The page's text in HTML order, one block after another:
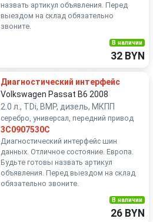
назвать артикул объявления. Перед
выездом на склад обязательно
звоните.
В наличии
32 BYN
Диагностический интерфейс
Volkswagen Passat B6 2008
2.0 л., TDi, BMP, дизель, МКПП
серебро, универсал, передний привод
3C0907530C
Диагностический интерфейс шин
данных. Отличное состояние. Европа.
Будьте готовы назвать артикул
объявления. Перед выездом на склад
обязательно звоните.
В наличии
26 BYN